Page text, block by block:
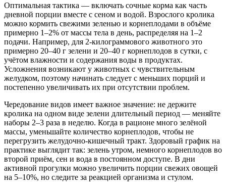
Оптимальная тактика — включать сочные корма как часть
дневной порции вместе с сеном и водой. Взрослого кролика
можно кормить свежими зеленью и корнеплодами в объёме
примерно 1–2% от массы тела в день, распределяя на 1–2
подачи. Например, для 2-килограммового животного это
примерно 20–40 г зелени и 20–40 г корнеплодов в сутки, с
учётом влажности и содержания воды в продуктах.
Усложнения возникают у животных с чувствительным
желудком, поэтому начинать следует с меньших порций и
постепенно увеличивать их при отсутствии проблем.
Чередование видов имеет важное значение: не держите
кролика на одном виде зелени длительный период — меняйте
наборы 2–3 раза в неделю. Когда в рационе много зелёной
массы, уменьшайте количество корнеплодов, чтобы не
перегрузить желудочно-кишечный тракт. Здоровый график на
практике выглядит так: зелень утром, немного корнеплодов во
второй приём, сен и вода в постоянном доступе. В дни
активной прогулки можно увеличить порции свежих овощей
на 5–10%, но следите за реакцией организма и стулом.